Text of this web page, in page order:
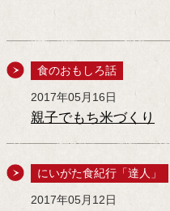
食のおもしろ話
2017年05月16日
親子でもち米づくり
にいがた食紀行「達人」
2017年05月12日